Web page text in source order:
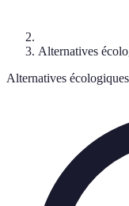
Alternatives
Alternatives écologiques